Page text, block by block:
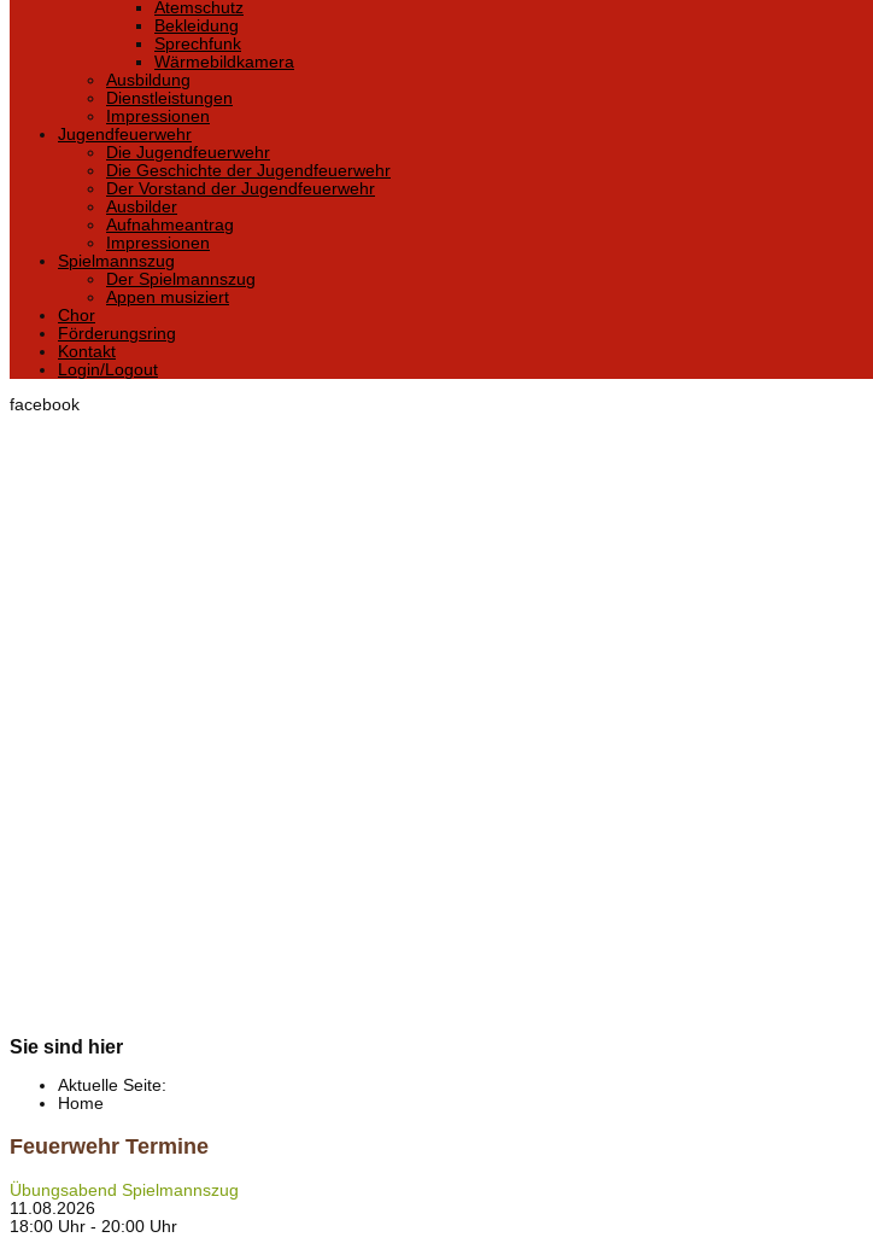
Atemschutz
Bekleidung
Sprechfunk
Wärmebildkamera
Ausbildung
Dienstleistungen
Impressionen
Jugendfeuerwehr
Die Jugendfeuerwehr
Die Geschichte der Jugendfeuerwehr
Der Vorstand der Jugendfeuerwehr
Ausbilder
Aufnahmeantrag
Impressionen
Spielmannszug
Der Spielmannszug
Appen musiziert
Chor
Förderungsring
Kontakt
Login/Logout
facebook
Sie sind hier
Aktuelle Seite:
Home
Feuerwehr Termine
Übungsabend Spielmannszug
11.08.2026
18:00 Uhr - 20:00 Uhr